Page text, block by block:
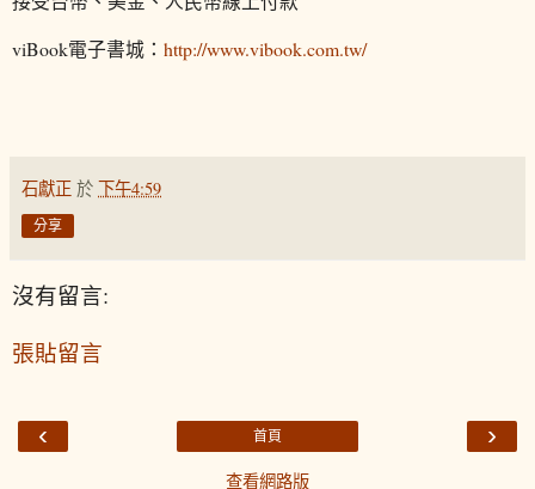
viBook電子書城： http://www.vibook.com.tw/
石獻正 於 下午4:59
分享
沒有留言:
張貼留言
‹ ›
首頁
查看網路版